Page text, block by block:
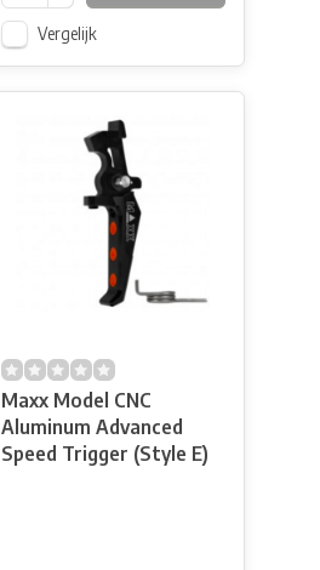
Vergelijk
Maxx Model CNC
Aluminum Advanced
Speed Trigger (Style E)